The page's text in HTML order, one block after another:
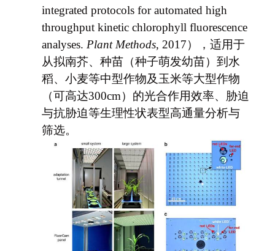
integrated protocols for automated high
throughput kinetic chlorophyll fluorescence
analyses. Plant Methods, 2017），适用于
从拟南芥、种苗（种子萌发幼苗）到水
稻、小麦等中型作物及玉米等大型作物
（可高达300cm）的光合作用效率、胁迫
与抗胁迫等生理性状表型高通量分析与
筛选。